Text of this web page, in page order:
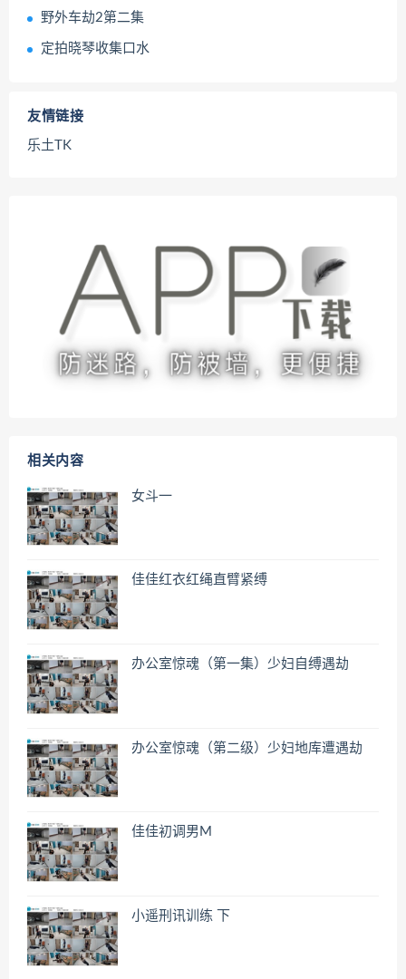
野外车劫2第二集
定拍晓琴收集口水
友情链接
乐土TK
相关内容
女斗一
佳佳红衣红绳直臂紧缚
办公室惊魂（第一集）少妇自缚遇劫
办公室惊魂（第二级）少妇地库遭遇劫
佳佳初调男M
小遥刑讯训练 下